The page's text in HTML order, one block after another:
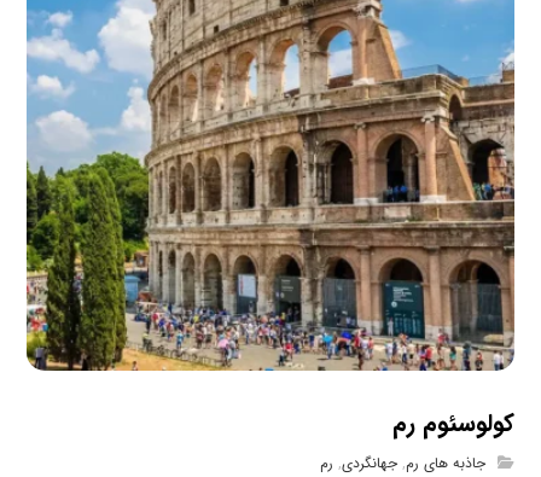
کولوسئوم رم
جاذبه های رم,جهانگردی, رم